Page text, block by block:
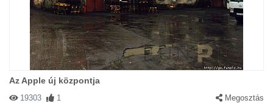
Az Apple új központja
19303 1 Megosztás